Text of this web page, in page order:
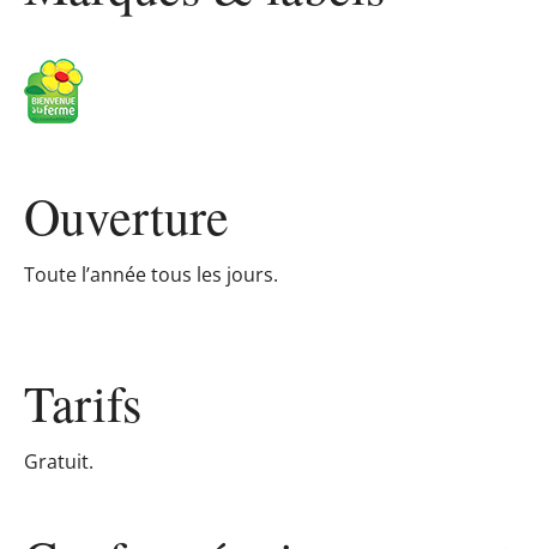
Ouverture
Toute l’année tous les jours.
Tarifs
Gratuit.